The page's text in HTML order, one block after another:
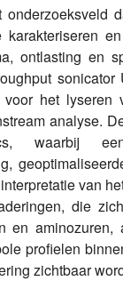
onderzoeksveld
ontlasting en
het lyseren
analyse.
waarbij
van
die
en
profielen
zichtbaar